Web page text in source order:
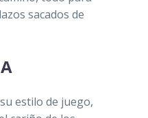
sacados de
estilo de juego,